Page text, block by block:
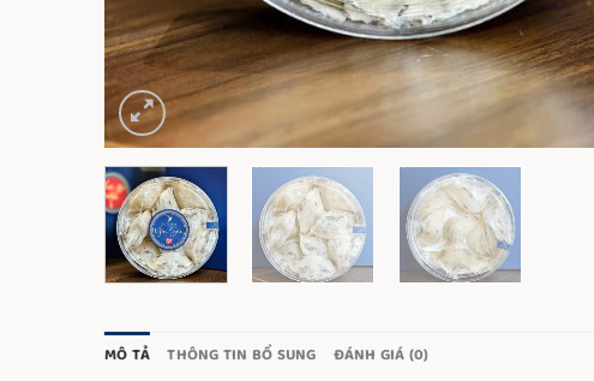
MÔ TẢ THÔNG TIN BỔ SUNG ĐÁNH GIÁ (0)